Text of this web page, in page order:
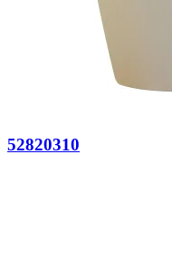
52820310